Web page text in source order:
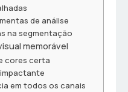
de análise
na segmentação
memorável
cores certa
em todos os canais